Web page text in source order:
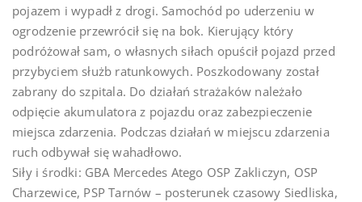
pojazem i wypadł z drogi. Samochód po uderzeniu w
ogrodzenie przewrócił się na bok. Kierujący który
podróżował sam, o własnych siłach opuścił pojazd przed
przybyciem służb ratunkowych. Poszkodowany został
zabrany do szpitala. Do działań strażaków należało
odpięcie akumulatora z pojazdu oraz zabezpieczenie
miejsca zdarzenia. Podczas działań w miejscu zdarzenia
ruch odbywał się wahadłowo.
Siły i środki: GBA Mercedes Atego OSP Zakliczyn, OSP
Charzewice, PSP Tarnów – posterunek czasowy Siedliska,